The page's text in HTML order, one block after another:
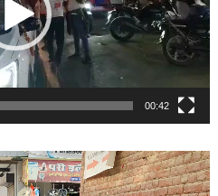
00:42